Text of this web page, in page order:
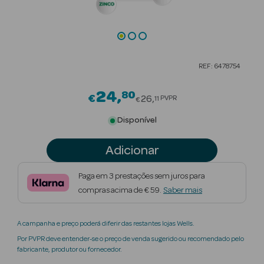
Beauty Season
Nutricosmética
Perfumes
Beauty Season
REF: 6478754
€24 80Price reduced from
€26 11 PVPR
Disponível
Adicionar
Paga em 3 prestações sem juros para
compras acima de € 59. Saber mais
A campanha e preço poderá diferir das restantes lojas Wells.
Por PVPR deve entender-se o preço de venda sugerido ou recomendado pelo
fabricante, produtor ou fornecedor.